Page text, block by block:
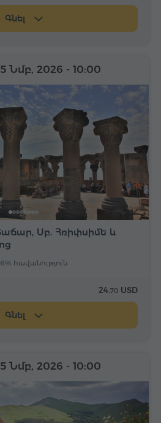
Գնել
Սբ. Հռիփսիմե և
հավանություն
Նմբ, 2026 - 10:00
24.70 USD
Գնել
Նմբ, 2026 - 10:00